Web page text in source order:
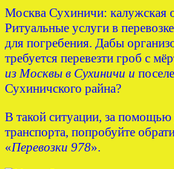
Москва Сухиничи: калужская
Ритуальные услуги в
для погребения. Дабы
требуется перевезти гроб с
из Москвы в Сухиничи и
Сухиничского райна?
В такой ситуации, за помощью
транспорта, попробуйте
«Перевозки 978».